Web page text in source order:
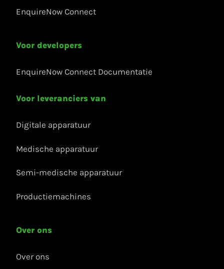
EnquireNow Connect
Voor developers
EnquireNow Connect Documentatie
Voor leveranciers van
Digitale apparatuur
Medische apparatuur
Semi-medische apparatuur
Productiemachines
Over ons
Over ons